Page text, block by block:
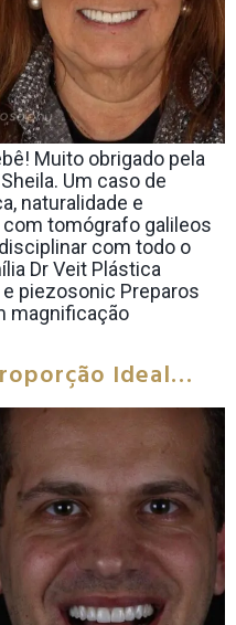
Muito obrigado pela
Um caso de
naturalidade e
tomógrafo galileos
com todo o
Dr Veit Plástica
piezosonic Preparos
magnificação
Ideal…